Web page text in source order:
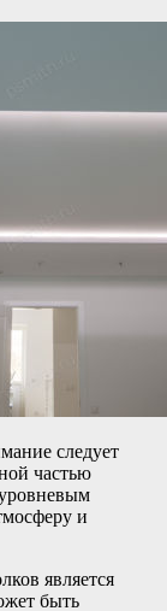
следует
частью
и
является
быть